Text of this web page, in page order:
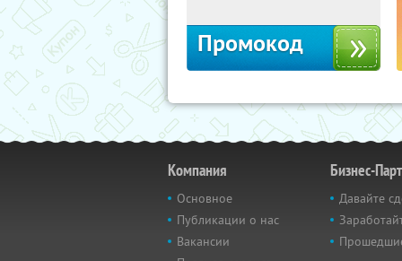
Промокод
Компания
Основное
Публикации о нас
Вакансии
Бизнес-
Давайте